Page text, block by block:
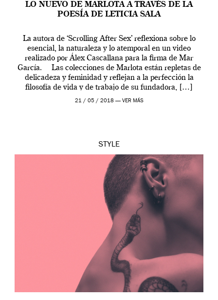
LO NUEVO DE MARLOTA A TRAVÉS DE LA
POESÍA DE LETICIA SALA
La autora de ‘Scrolling After Sex’ reflexiona sobre lo
esencial, la naturaleza y lo atemporal en un video
realizado por Álex Cascallana para la firma de Mar
García. Las colecciones de Marlota están repletas de
delicadeza y feminidad y reflejan a la perfección la
filosofía de vida y de trabajo de su fundadora, […]
21 / 05 / 2018 — VER MÁS
STYLE